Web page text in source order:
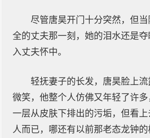
尽管唐昊开门十分突然，但
全的丈夫那一刻，她的泪水还是
入丈夫怀中。
轻抚妻子的长发，唐昊脸上
微笑，他整个人仿佛又年轻了许
一层从皮肤下排出的污垢，但看
人而已，哪还有以前那老态龙钟的